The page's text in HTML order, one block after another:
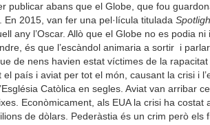
publicar abans que el Globe, que fou
En 2015, van fer una pel·lícula titulada
any l’Oscar. Allò que el Globe no es podia ni
és que l’escàndol animaria a sortir i
de nens havien estat víctimes de la rapacitat
el país i aviat per tot el món, causant la crisi i
Catòlica en segles. Aviat van arribar
Econòmicament, als EUA la crisi ha costat
de dòlars. Pederàstia és un crim però els